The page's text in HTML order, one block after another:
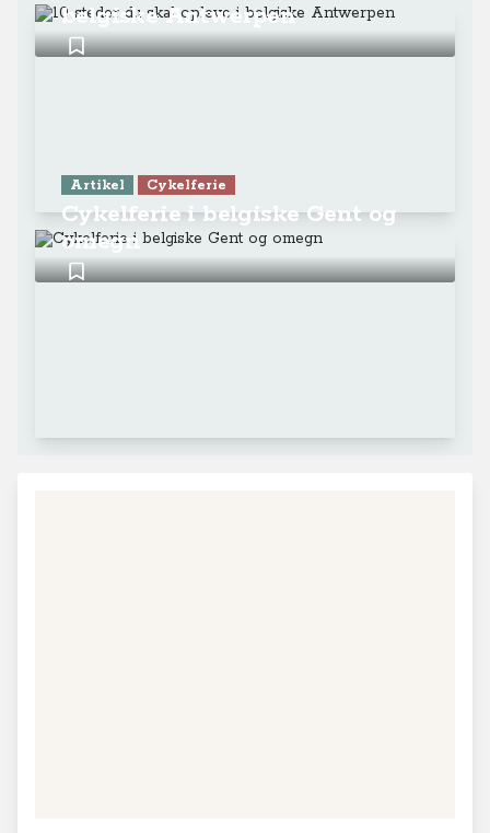
belgiske Antwerpen
Artikel Cykelferie
Cykelferie i belgiske Gent og
omegn